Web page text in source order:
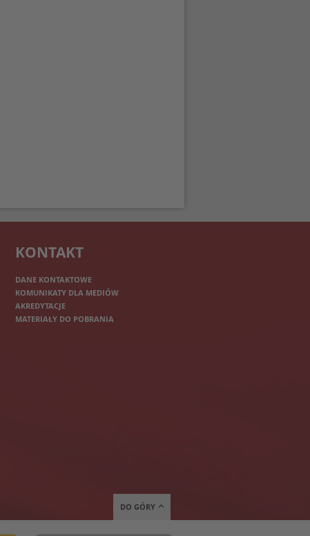
KONTAKT
DANE KONTAKTOWE
KOMUNIKATY DLA MEDIÓW
AKREDYTACJE
MATERIAŁY DO POBRANIA
DO GÓRY